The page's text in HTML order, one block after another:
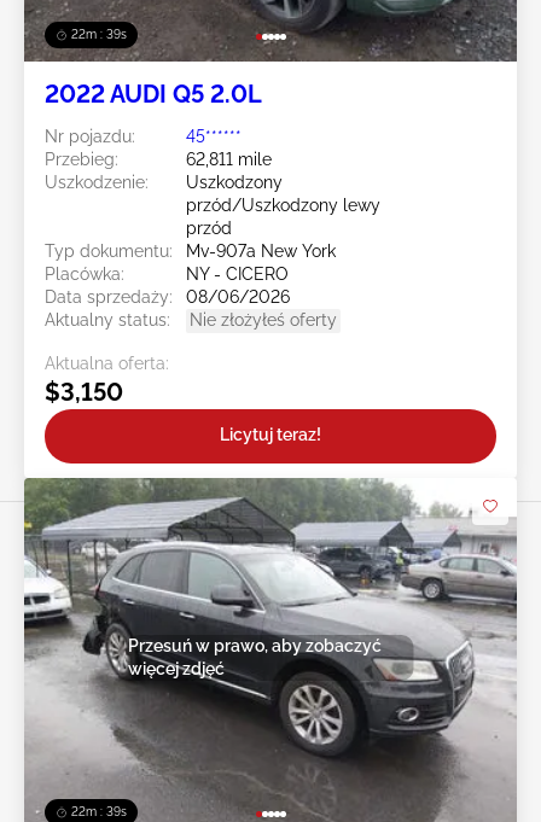
22m : 36s
2022 AUDI Q5 2.0L
Nr pojazdu:
45******
Przebieg:
62,811 mile
Uszkodzenie:
Uszkodzony
przód/Uszkodzony lewy
przód
Typ dokumentu:
Mv-907a New York
Placówka:
NY - CICERO
Data sprzedaży:
08/06/2026
Aktualny status:
Nie złożyłeś oferty
Aktualna oferta:
$3,150
Licytuj teraz!
22m : 36s
Przesuń w prawo, aby zobaczyć
więcej zdjęć